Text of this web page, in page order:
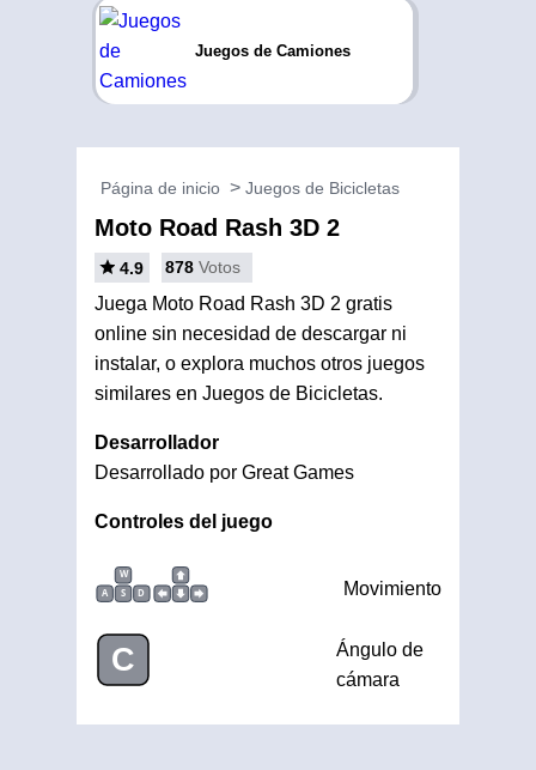
Juegos de Camiones
Página de inicio Juegos de Bicicletas
Moto Road Rash 3D 2
4.9 878 Votos
Juega Moto Road Rash 3D 2 gratis
online sin necesidad de descargar ni
instalar, o explora muchos otros juegos
similares en Juegos de Bicicletas.
Desarrollador
Desarrollado por Great Games
Controles del juego
W
A
S D Movimiento
C
Ángulo de
cámara